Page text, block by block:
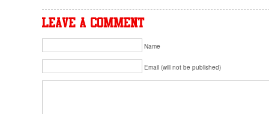
Name
Email (will not be published)